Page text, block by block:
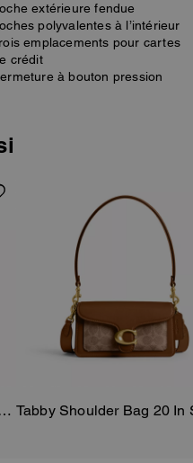
extérieure fendue
polyvalentes à l’intérieur
emplacements pour cartes
crédit
à bouton pression
Tabby Shoulder Bag 26 In Signature Canvas